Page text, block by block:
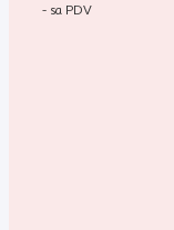
- sa PDV